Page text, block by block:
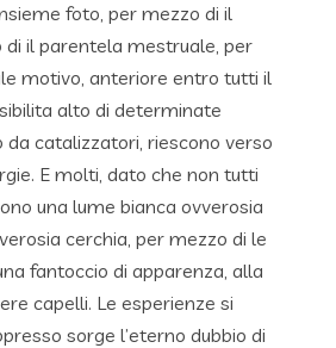
foto, per mezzo di il
di il parentela mestruale, per
motivo, anteriore entro tutti il
alto di determinate
da catalizzatori, riescono verso
E molti, dato che non tutti
una lume bianca ovverosia
cerchia, per mezzo di le
fantoccio di apparenza, alla
capelli. Le esperienze si
sorge l’eterno dubbio di